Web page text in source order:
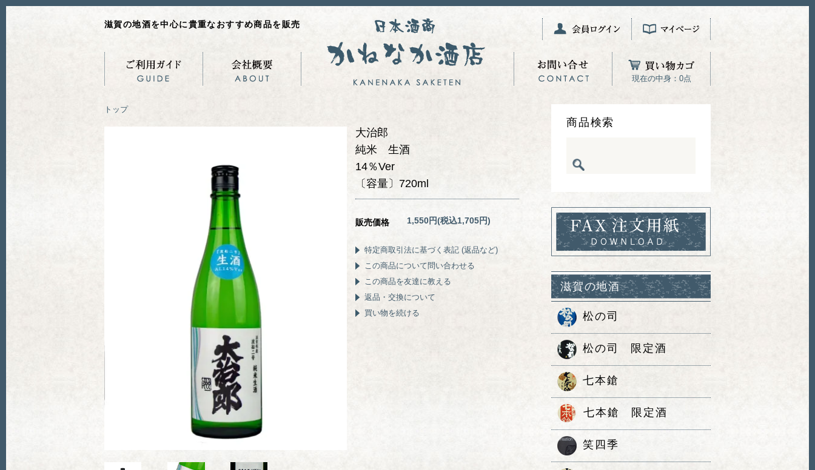
滋賀の地酒を中心に貴重なおすすめ商品を販売
現在の中身：0点
トップ
大治郎
純米 生酒
14％Ver
〔容量〕720ml
販売価格 1,550円(税込1,705円)
特定商取引法に基づく表記 (返品など)
この商品について問い合わせる
この商品を友達に教える
返品・交換について
買い物を続ける
商品検索
滋賀の地酒
松の司
松の司 限定酒
七本鎗
七本鎗 限定酒
笑四季